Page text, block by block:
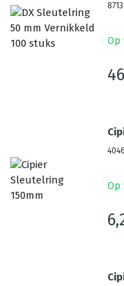
Op
Op